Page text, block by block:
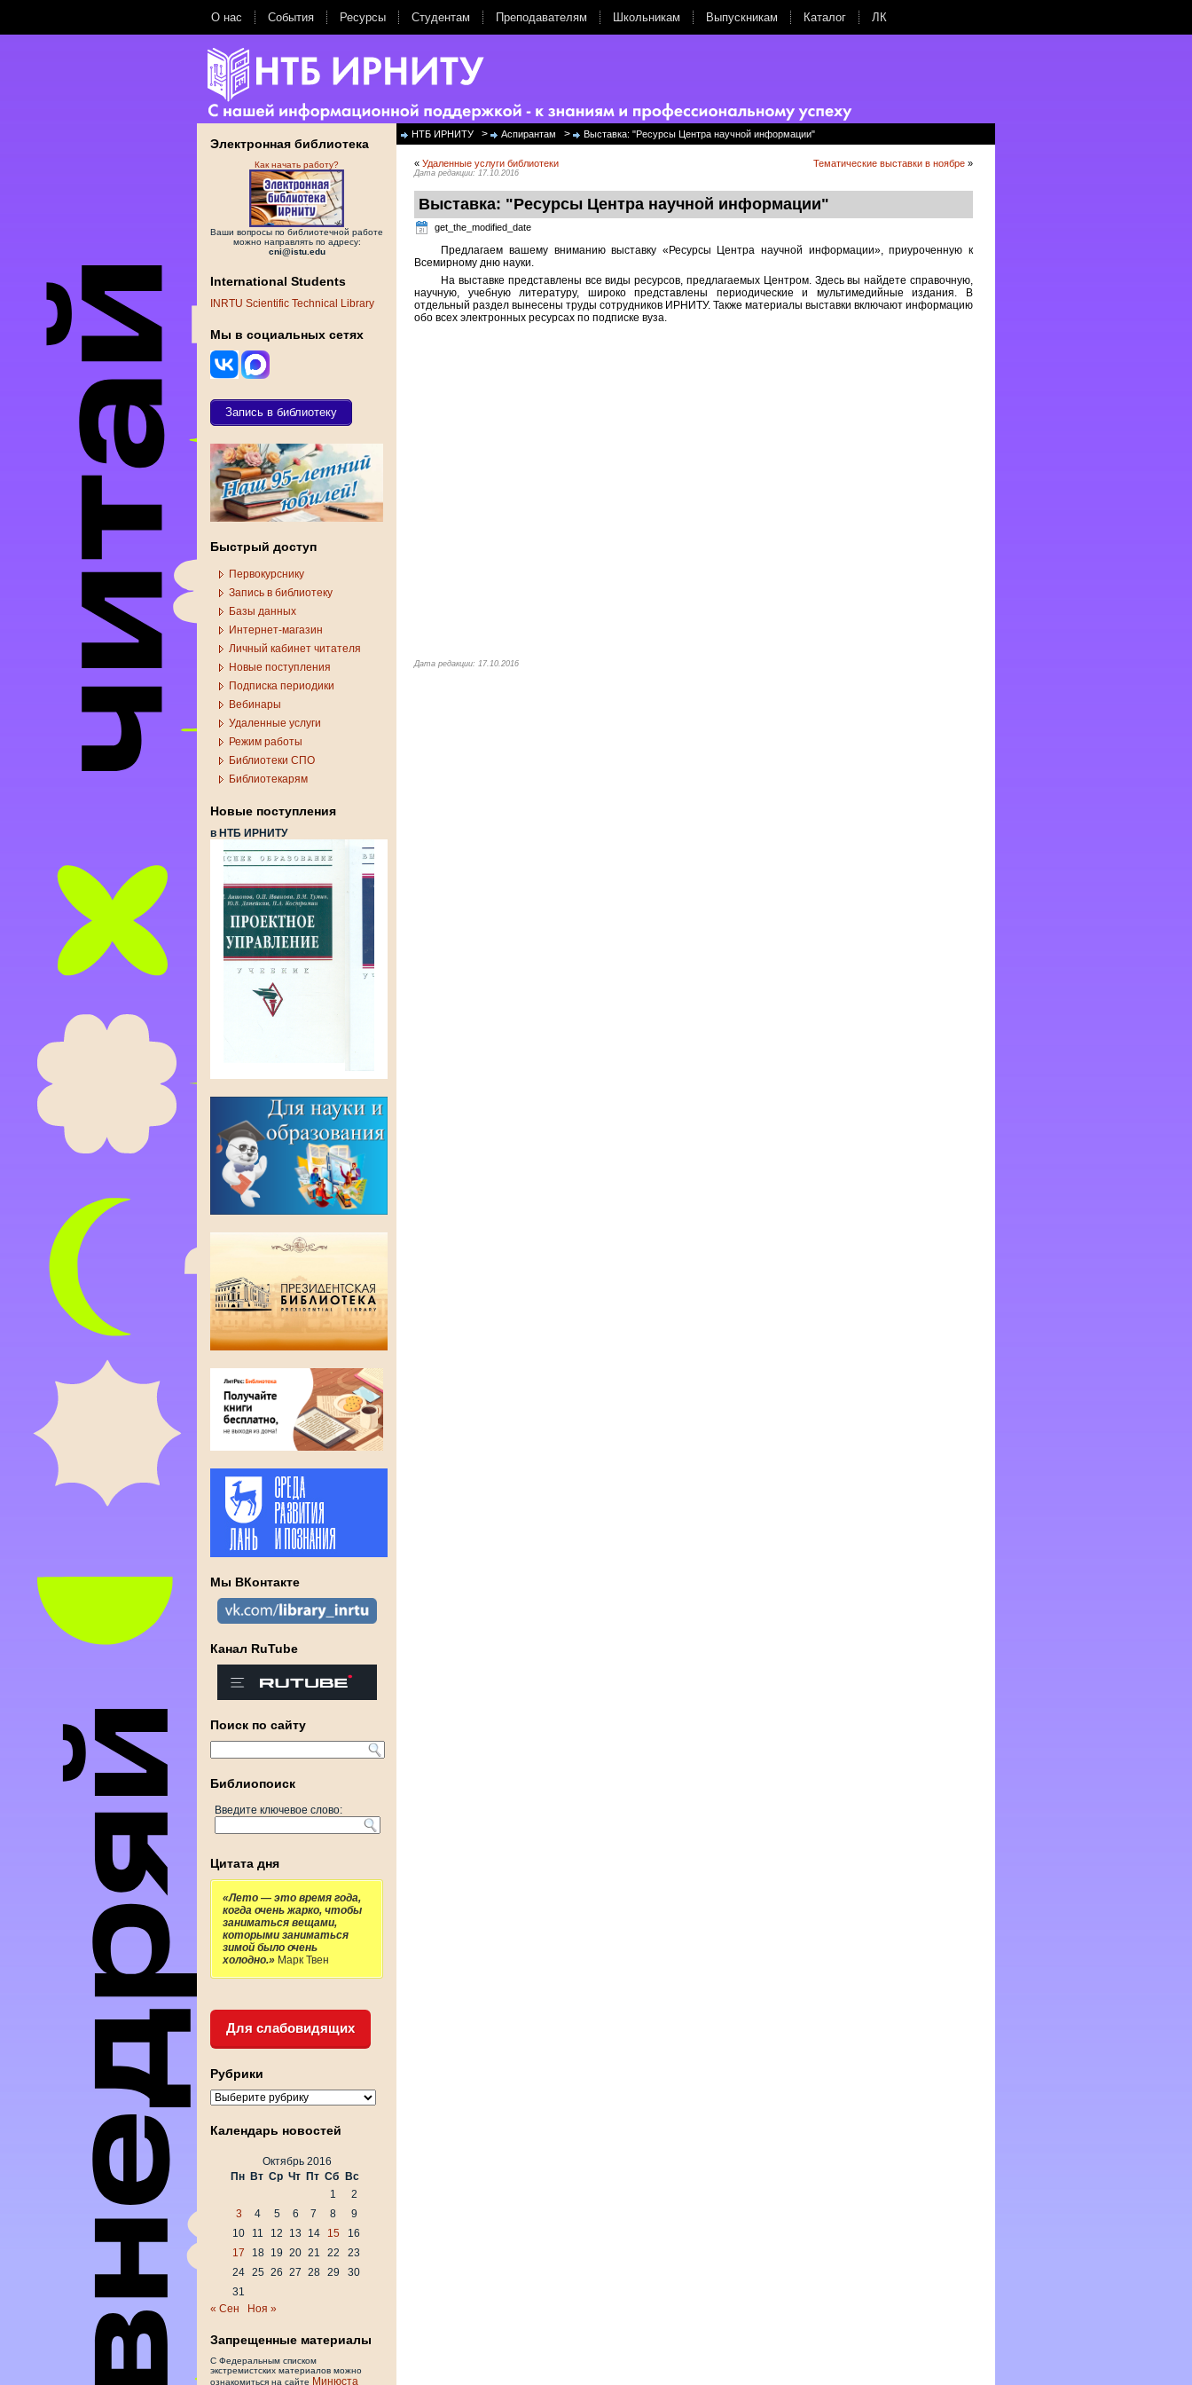
О нас События Ресурсы Студентам Преподавателям Школьникам Выпускникам Каталог ЛК
Электронная библиотека
Как начать работу?
Ваши вопросы по библиотечной работе
можно направлять по адресу:
cni@istu.edu
International Students
INRTU Scientific Technical Library
Мы в социальных сетях
Запись в библиотеку
Быстрый доступ
Первокурснику
Запись в библиотеку
Базы данных
Интернет-магазин
Личный кабинет читателя
Новые поступления
Подписка периодики
Вебинары
Удаленные услуги
Режим работы
Библиотеки СПО
Библиотекарям
Новые поступления
в НТБ ИРНИТУ
Мы ВКонтакте
Канал RuTube
Поиск по сайту
Библиопоиск
Введите ключевое слово:
Цитата дня
«Лето — это время года,
когда очень жарко, чтобы
заниматься вещами,
которыми заниматься
зимой было очень
холодно.» Марк Твен
Для слабовидящих
Рубрики
Рубрики
Календарь новостей
Октябрь 2016
Пн Вт Ср Чт Пт Сб
Вс
1
2
3
4 5 6 7 8
9
10
11 12 13 14 15
16
17
18 19 20 21 22
23
24 25 26 27 28 29
30
31
« Сен
Ноя »
Запрещенные материалы
С Федеральным списком
экстремистских материалов можно
ознакомиться на сайте Минюста
НТБ ИРНИТУ > Аспирантам > Выставка: "Ресурсы Центра научной информации"
« Удаленные услуги библиотеки Тематические выставки в ноябре »
Дата редакции: 17.10.2016
Выставка: "Ресурсы Центра научной информации"
get_the_modified_date
Предлагаем вашему вниманию выставку «Ресурсы Центра научной информации», приуроченную к
Всемирному дню науки.
На выставке представлены все виды ресурсов, предлагаемых Центром. Здесь вы найдете справочную,
научную, учебную литературу, широко представлены периодические и мультимедийные издания. В
отдельный раздел вынесены труды сотрудников ИРНИТУ. Также материалы выставки включают информацию
обо всех электронных ресурсах по подписке вуза.
Дата редакции: 17.10.2016